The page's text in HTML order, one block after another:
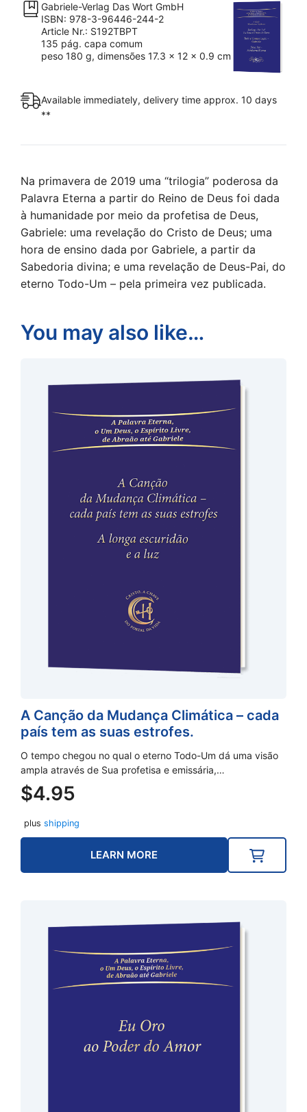
Gabriele-Verlag Das Wort GmbH
ISBN: 978-3-96446-244-2
Article Nr.: S192TBPT
135 pág. capa comum
peso 180 g, dimensões 17.3 x 12 x 0.9 cm
Available immediately, delivery time approx. 10 days
**
Na primavera de 2019 uma “trilogia” poderosa da
Palavra Eterna a partir do Reino de Deus foi dada
à humanidade por meio da profetisa de Deus,
Gabriele: uma revelação do Cristo de Deus; uma
hora de ensino dada por Gabriele, a partir da
Sabedoria divina; e uma revelação de Deus-Pai, do
eterno Todo-Um – pela primeira vez publicada.
You may also like…
A Canção da Mudança Climática – cada
país tem as suas estrofes.
O tempo chegou no qual o eterno Todo-Um dá uma visão
ampla através de Sua profetisa e emissária,…
$4.95
plus shipping
LEARN MORE